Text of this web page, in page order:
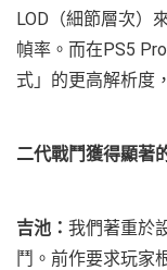
LOD（細節層次）
幀率。而在PS5
式」的更高解析度
二代戰鬥獲得顯著
吉池： 我們著重於
鬥。前作要求玩家